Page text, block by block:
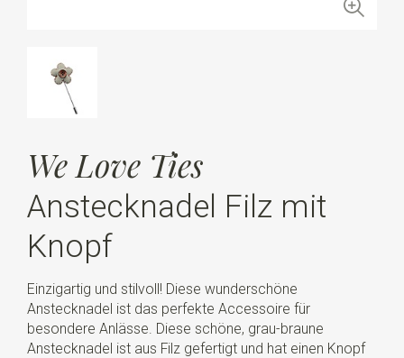
We Love Ties
Anstecknadel Filz mit
Knopf
Einzigartig und stilvoll! Diese wunderschöne
Anstecknadel ist das perfekte Accessoire für
besondere Anlässe. Diese schöne, grau-braune
Anstecknadel ist aus Filz gefertigt und hat einen Knopf